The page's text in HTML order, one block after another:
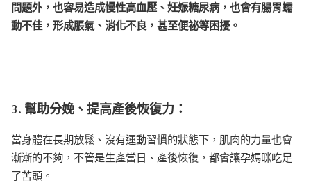
問題外，也容易造成慢性高血壓、妊娠糖尿病，也會有腸胃蠕
動不佳，形成脹氣、消化不良，甚至便祕等困擾。
3. 幫助分娩、提高產後恢復力：
當身體在長期放鬆、沒有運動習慣的狀態下，肌肉的力量也會
漸漸的不夠，不管是生產當日、產後恢復，都會讓孕媽咪吃足
了苦頭。